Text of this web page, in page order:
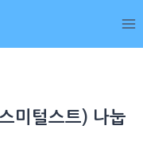
미털스트) 나눕